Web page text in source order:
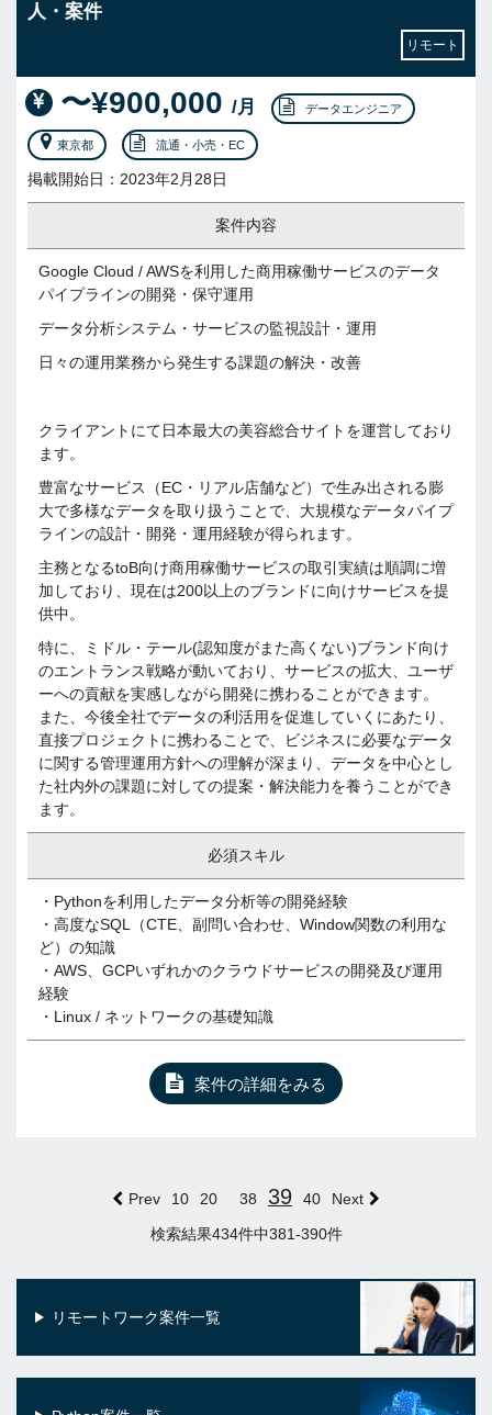
人・案件
リモート
〜¥900,000 /月 データエンジニア
東京都 流通・小売・EC
掲載開始日：2023年2月28日
案件内容
Google Cloud / AWSを利用した商用稼働サービスのデータ
パイプラインの開発・保守運用
データ分析システム・サービスの監視設計・運用
日々の運用業務から発生する課題の解決・改善
クライアントにて日本最大の美容総合サイトを運営しており
ます。
豊富なサービス（EC・リアル店舗など）で生み出される膨
大で多様なデータを取り扱うことで、大規模なデータパイプ
ラインの設計・開発・運用経験が得られます。
主務となるtoB向け商用稼働サービスの取引実績は順調に増
加しており、現在は200以上のブランドに向けサービスを提
供中。
特に、ミドル・テール(認知度がまた高くない)ブランド向け
のエントランス戦略が動いており、サービスの拡大、ユーザ
ーへの貢献を実感しながら開発に携わることができます。
また、今後全社でデータの利活用を促進していくにあたり、
直接プロジェクトに携わることで、ビジネスに必要なデータ
に関する管理運用方針への理解が深まり、データを中心とし
た社内外の課題に対しての提案・解決能力を養うことができ
ます。
必須スキル
・Pythonを利用したデータ分析等の開発経験
・高度なSQL（CTE、副問い合わせ、Window関数の利用な
ど）の知識
・AWS、GCPいずれかのクラウドサービスの開発及び運用
経験
・Linux / ネットワークの基礎知識
案件の詳細をみる
Prev 10 20 38 39 40 Next
検索結果434件中381-390件
リモートワーク案件一覧